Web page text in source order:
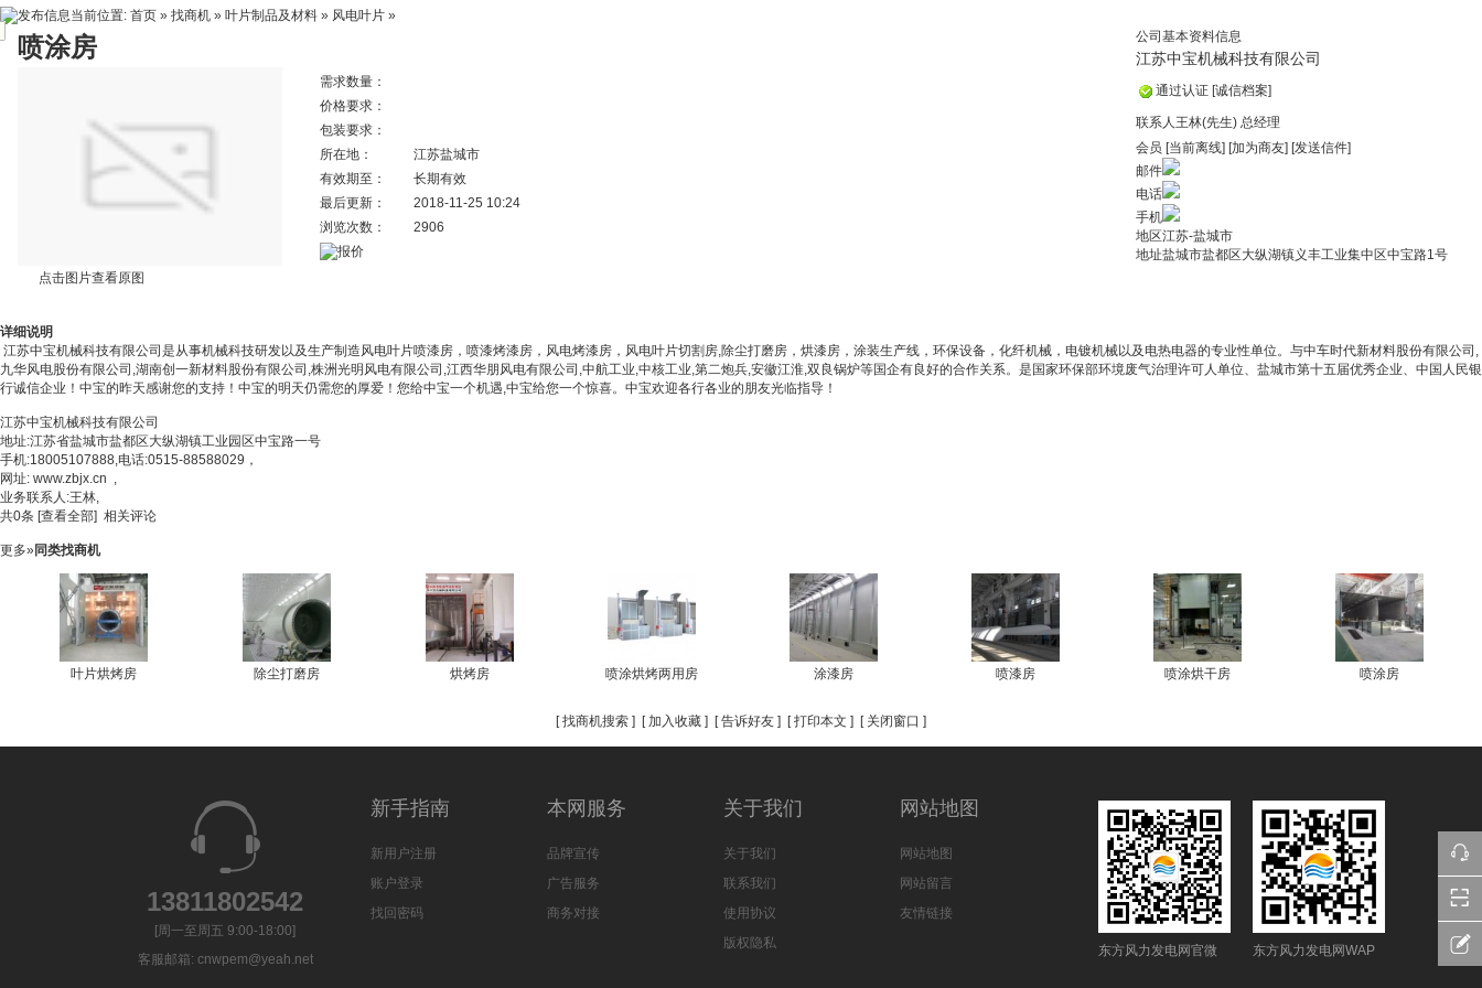
当前位置: 首页 » 找商机 » 叶片制品及材料 » 风电叶片 »
喷涂房
点击图片查看原图
需求数量：
价格要求：
包装要求：
所在地：
江苏盐城市
有效期至：
长期有效
最后更新：
2018-11-25 10:24
浏览次数：
2906
公司基本资料信息
江苏中宝机械科技有限公司
通过认证 [诚信档案]
联系人 王林(先生) 总经理
会员 [当前离线] [加为商友] [发送信件]
邮件
电话
手机
地区江苏-盐城市
地址盐城市盐都区大纵湖镇义丰工业集中区中宝路1号
详细说明
江苏中宝机械科技有限公司是从事机械科技研发以及生产制造风电叶片喷漆房，喷漆烤漆房，风电烤漆房，风电叶片切割房,除尘打磨房，烘漆房，涂装生产线 ，环保设备，化纤机械，电镀机械以及电热电器的专业性单位。与中车时代新材料股份有限公司 ,
九华风电股份有限公司,湖南创一新材料股份有限公司,株洲光明风电有限公司,江西华朋风电有限公司,中航工业,中核工业,第二炮兵,安徽江淮,双良锅炉等国企有良好的合作关系。是国家环保部环境废气治理许可人单位、盐城市第十五届优秀企业、中国人民银
行诚信企业！中宝的昨天感谢您的支持！中宝的明天仍需您的厚爱！您给中宝一个机遇,中宝给您一个惊喜。中宝欢迎各行各业的朋友光临指导！
江苏中宝机械科技有限公司
地址:江苏省盐城市盐都区大纵湖镇工业园区中宝路一号
手机:18005107888,电话:0515-88588029，
网址: www.zbjx.cn ,
业务联系人 :王林,
共0条 [查看全部] 相关评论
更多»同类找商机
叶片烘烤房 除尘打磨房 烘烤房 喷涂烘烤两用房 涂漆房 喷漆房 喷涂烘干房 喷涂房
[找商机搜索 ] [加入收藏 ] [告诉好友 ] [打印本文 ] [ 关闭窗口 ]
13811802542
[周一至周五 9:00-18:00]
客服邮箱: cnwpem@yeah.net
新手指南
新用户注册
账户登录
找回密码
本网服务
品牌宣传
广告服务
商务对接
关于我们
关于我们
联系我们
使用协议
版权隐私
网站地图
网站地图
网站留言
友情链接
东方风力发电网官微 东方风力发电网WAP